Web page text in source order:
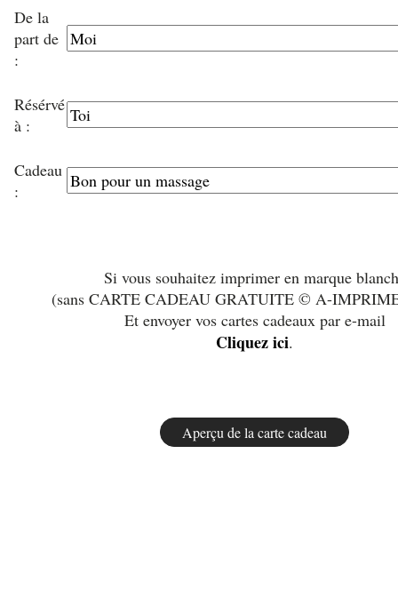
De la
part de
:
Résérvé
à :
Cadeau
:
Si vous souhaitez imprimer en marque
(sans CARTE CADEAU GRATUITE © A-
Et envoyer vos cartes cadeaux par e-mail
Cliquez ici.